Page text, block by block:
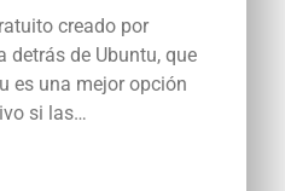
creado por
detrás de Ubuntu, que
es una mejor opción
si las…